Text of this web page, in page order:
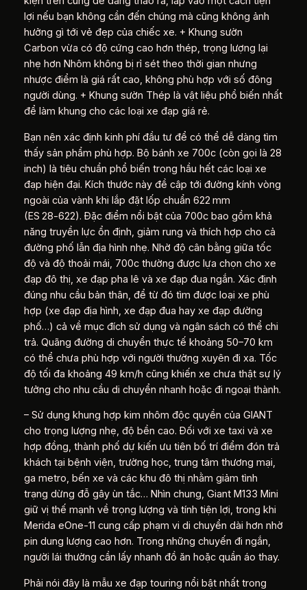
lợi nếu bạn không cần đến chúng mà cũng không ảnh
hưởng gì tới vẻ đẹp của chiếc xe. + Khung sườn
Carbon vừa có độ cứng cao hơn thép, trọng lượng lại
nhẹ hơn Nhôm không bị rỉ sét theo thời gian nhưng
nhược điểm là giá rất cao, không phù hợp với số đông
người dùng. + Khung sườn Thép là vật liệu phổ biến nhất
để làm khung cho các loại xe đạp giá rẻ.
Bạn nên xác định kinh phí đầu tư để có thể dễ dàng tìm
thấy sản phẩm phù hợp. Bộ bánh xe 700c (còn gọi là 28
inch) là tiêu chuẩn phổ biến trong hầu hết các loại xe
đạp hiện đại. Kích thước này đề cập tới đường kính vòng
ngoài của vành khi lắp đặt lốp chuẩn 622 mm
(ES 28‑622). Đặc điểm nổi bật của 700c bao gồm khả
năng truyền lực ổn định, giảm rung và thích hợp cho cả
đường phố lẫn địa hình nhẹ. Nhờ độ cân bằng giữa tốc
độ và độ thoải mái, 700c thường được lựa chọn cho xe
đạp đô thị, xe đạp pha lê và xe đạp đua ngắn. Xác định
đúng nhu cầu bản thân, để từ đó tìm được loại xe phù
hợp (xe đạp địa hình, xe đạp đua hay xe đạp đường
phố…) cả về mục đích sử dụng và ngân sách có thể chi
trả. Quãng đường di chuyển thực tế khoảng 50–70 km
có thể chưa phù hợp với người thường xuyên đi xa. Tốc
độ tối đa khoảng 49 km/h cũng khiến xe chưa thật sự lý
tưởng cho nhu cầu di chuyển nhanh hoặc đi ngoại thành.
– Sử dụng khung hợp kim nhôm độc quyền của GIANT
cho trọng lượng nhẹ, độ bền cao. Đối với xe taxi và xe
hợp đồng, thành phố dự kiến ưu tiên bố trí điểm đón trả
khách tại bệnh viện, trường học, trung tâm thương mại,
ga metro, bến xe và các khu đô thị nhằm giảm tình
trạng dừng đỗ gây ùn tắc… Nhìn chung, Giant M133 Mini
giữ vị thế mạnh về trọng lượng và tính tiện lợi, trong khi
Merida eOne‑11 cung cấp phạm vi di chuyển dài hơn nhờ
pin dung lượng cao hơn. Trong những chuyến đi ngắn,
người lái thường cần lấy nhanh đồ ăn hoặc quần áo thay.
Phải nói đây là mẫu xe đạp touring nổi bật nhất trong